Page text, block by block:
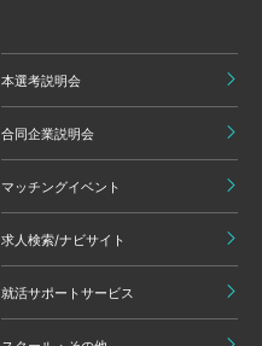
本選考説明会
合同企業説明会
マッチングイベント
求人検索/ナビサイト
就活サポートサービス